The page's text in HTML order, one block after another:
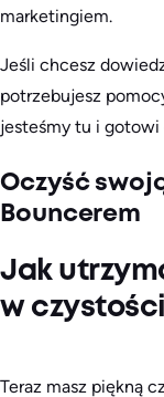
marketingiem.
Jeśli chcesz
potrzebujesz
jesteśmy tu i gotowi
Oczyść
Bouncerem
Jak
w
Teraz masz piękną